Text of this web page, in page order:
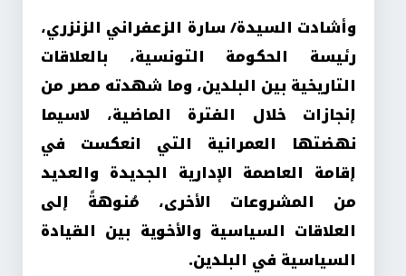
وأشادت السيدة/ سارة الزعفراني الزنزري،
رئيسة الحكومة التونسية، بالعلاقات
التاريخية بين البلدين، وما شهدته مصر من
إنجازات خلال الفترة الماضية، لاسيما
نهضتها العمرانية التي انعكست في
إقامة العاصمة الإدارية الجديدة والعديد
من المشروعات الأخرى، مُنوهةً إلى
العلاقات السياسية والأخوية بين القيادة
السياسية في البلدين.